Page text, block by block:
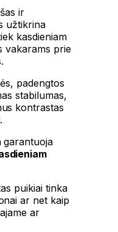
ir
užtikrina
kasdieniam
vakarams prie
padengtos
stabilumas,
kontrastas
garantuoja
puikiai tinka
ar net kaip
ar